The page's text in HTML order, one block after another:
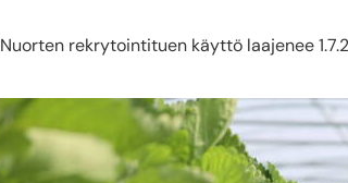
Nuorten rekrytointituen käyttö laajenee